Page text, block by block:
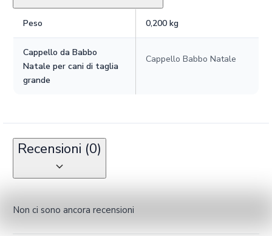
Peso 0,200 kg
Cappello da Babbo
Natale per cani di taglia
grande
Cappello Babbo Natale
Recensioni (0)
Non ci sono ancora recensioni